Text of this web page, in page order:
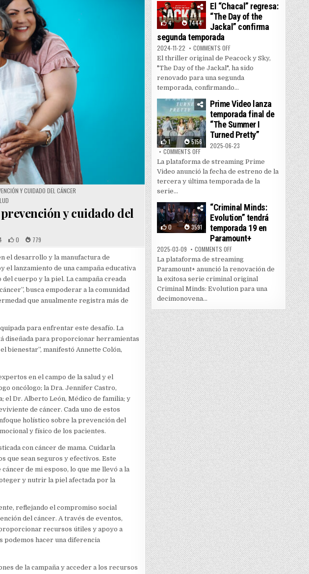
Y CUIDADO DEL CÁNCER
y cuidado del
0 779
el desarrollo y la manufactura de
el lanzamiento de una campaña educativa
cuerpo y la piel. La campaña creada
busca empoderar a la comunidad
que anualmente registra más de
para enfrentar este desafío. La
diseñada para proporcionar herramientas
bienestar”, manifestó Annette Colón,
en el campo de la salud y el
oncólogo; la Dra. Jennifer Castro,
el Dr. Alberto León, Médico de familia; y
de cáncer. Cada uno de estos
holístico sobre la prevención del
y físico de los pacientes.
con cáncer de mama. Cuidarla
que sean seguros y efectivos. Este
de mi esposo, lo que me llevó a la
y nutrir la piel afectada por la
reflejando el compromiso social
del cáncer. A través de eventos,
recursos útiles y apoyo a
podemos hacer una diferencia
de la campaña y acceder a los recursos
4 7444
El “Chacal” regresa:
“The Day of the
Jackal” confirma
segunda temporada
2024-11-22 COMMENTS OFFON EL “CHACAL” REGRESA:
El thriller original de Peacock y Sky,
"The Day of the Jackal", ha sido
renovado para una segunda
temporada, confirmando...
1 5156
Prime Video lanza
temporada final de
“The Summer I
Turned Pretty”
2025-06-23
COMMENTS OFFON PRIME VIDEO LANZA TEMPORADA FINAL
La plataforma de streaming Prime
Video anunció la fecha de estreno de la
tercera y última temporada de la
serie...
0 3591
“Criminal Minds:
Evolution” tendrá
temporada 19 en
Paramount+
2025-03-09 COMMENTS OFFON “CRIMINAL MINDS:
La plataforma de streaming
Paramount+ anunció la renovación de
la exitosa serie criminal original
Criminal Minds: Evolution para una
decimonovena...